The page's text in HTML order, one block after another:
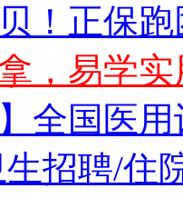
！正保
，易学
】全国医
招聘/住